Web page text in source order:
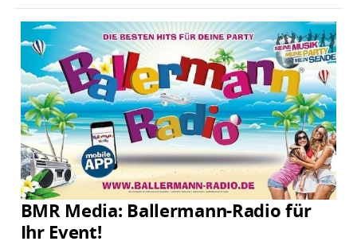
BMR Media: Ballermann-Radio für
Ihr Event!